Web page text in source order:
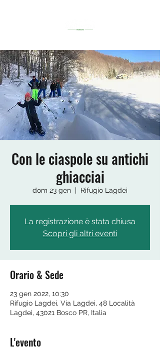
Con le ciaspole su antichi
ghiacciai
dom 23 gen
  |
Rifugio Lagdei
La registrazione è stata chiusa
Scopri gli altri eventi
Orario & Sede
23 gen 2022, 10:30
Rifugio Lagdei, Via Lagdei, 48 Località
Lagdei, 43021 Bosco PR, Italia
L'evento